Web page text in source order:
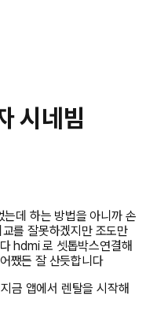
시네빔
데 하는 방법을 아니까 손
를 잘못하겠지만 조도만
hdmi 로 셋톱박스연결해
쨌든 잘 산듯합니다
금 앱에서 렌탈을 시작해